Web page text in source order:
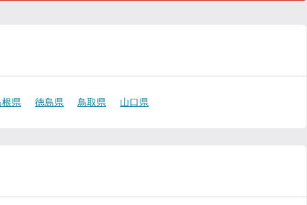
根県 徳島県 鳥取県 山口県